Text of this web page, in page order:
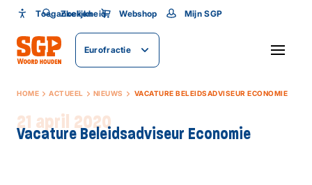
Toegankelijkheid
Toegankelijkheid
Lettergrootte
Zoeken Webshop Mijn SGP
Eurofractie
HOME ACTUEEL NIEUWS VACATURE BELEIDSADVISEUR ECONOMIE
21 april 2020
Vacature Beleidsadviseur Economie